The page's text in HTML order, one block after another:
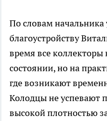
По словам
благоустройству
время все коллекторы
состоянии, но на
где возникают
Колодцы не успевают
высокой плотностью